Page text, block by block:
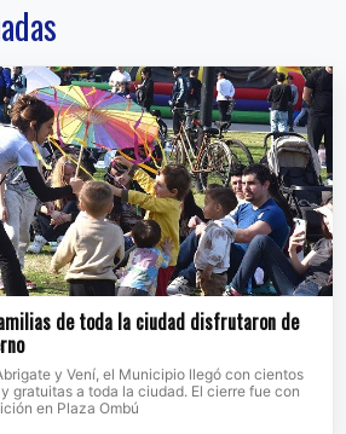
de toda la ciudad disfrutaron de
y Vení, el Municipio llegó con cientos
gratuitas a toda la ciudad. El cierre fue con
en Plaza Ombú